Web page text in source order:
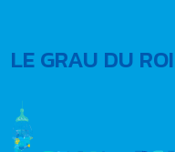
LE GRAU DU ROI